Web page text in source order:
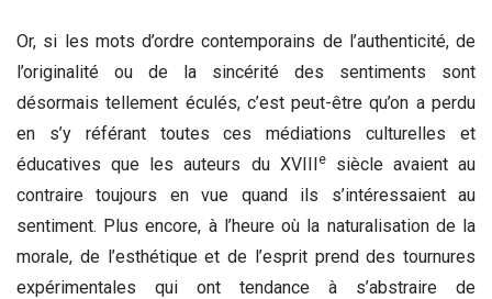
Or, si les mots d’ordre contemporains de l’authenticité, de
l’originalité ou de la sincérité des sentiments sont
désormais tellement éculés, c’est peut-être qu’on a perdu
en s’y référant toutes ces médiations culturelles et
éducatives que les auteurs du XVIIIesiècle avaient au
contraire toujours en vue quand ils s’intéressaient au
sentiment. Plus encore, à l’heure où la naturalisation de la
morale, de l’esthétique et de l’esprit prend des tournures
expérimentales qui ont tendance à s’abstraire de